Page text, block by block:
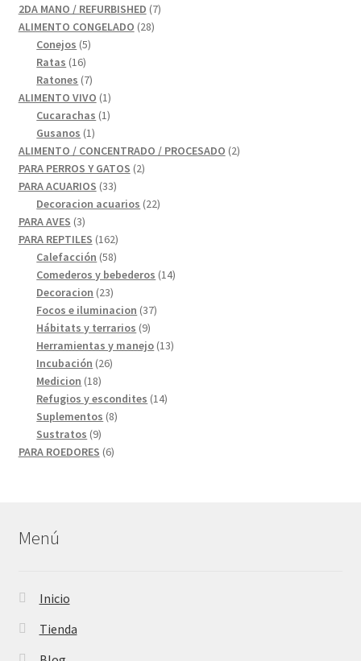
2DA MANO / REFURBISHED 77
ALIMENTO CONGELADO 2828
Conejos 55
Ratas 1616
productos
Ratones 77
productos
ALIMENTO VIVO 11
producto
Cucarachas 11
Gusanos 11
producto
ALIMENTO / CONCENTRADO / PROCESADO 22
PARA PERROS Y GATOS 22
PARA ACUARIOS 3333
productos
Decoracion acuarios 2222
PARA AVES 33
productos
PARA REPTILES 162162
productos
Calefacción 5858
productos
Comederos y bebederos 1414
Decoracion 2323
productos
Focos e iluminacion 3737
Hábitats y terrarios 99
productos
Herramientas y manejo 1313
Incubación 2626
Medicion 1818
productos
Refugios y escondites 1414
Suplementos 88
Sustratos 99
productos
PARA ROEDORES 66
Menú
Inicio
Tienda